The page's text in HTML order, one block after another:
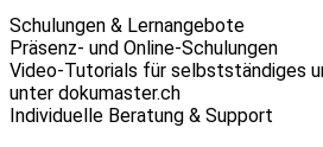
Schulungen & Lernangebote
Präsenz- und Online-Schulungen
Video-Tutorials für selbstständiges
unter dokumaster.ch
Individuelle Beratung & Support